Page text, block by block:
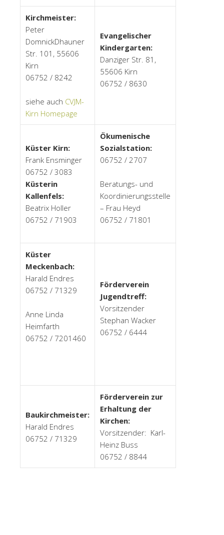
Kirchmeister:
Peter
DomnickDhauner
Str. 101, 55606
Kirn
06752 / 8242
siehe auch CVJM-
Kirn Homepage
Evangelischer
Kindergarten:
Danziger Str. 81,
55606 Kirn
06752 / 8630
Küster Kirn:
Frank Ensminger
06752 / 3083
Küsterin
Kallenfels:
Beatrix Holler
06752 / 71903
Ökumenische
Sozialstation:
06752 / 2707
Beratungs- und
Koordinierungsstelle
– Frau Heyd
06752 / 71801
Küster
Meckenbach:
Harald Endres
06752 / 71329
Anne Linda
Heimfarth
06752 / 7201460
Förderverein
Jugendtreff:
Vorsitzender
Stephan Wacker
06752 / 6444
Baukirchmeister:
Harald Endres
06752 / 71329
Förderverein zur
Erhaltung der
Kirchen:
Vorsitzender: Karl-
Heinz Buss
06752 / 8844